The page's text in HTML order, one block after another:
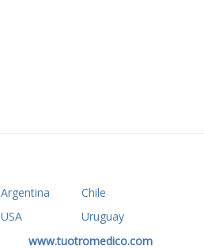
Argentina
Chile
USA
Uruguay
www.tuotromedico.com